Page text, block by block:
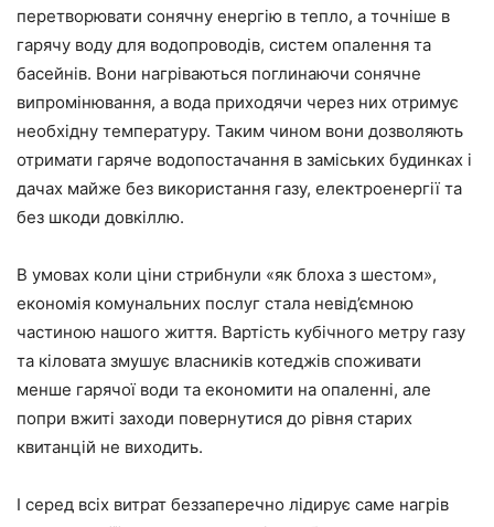
перетворювати сонячну енергію в тепло, а точніше в
гарячу воду для водопроводів, систем опалення та
басейнів. Вони нагріваються поглинаючи сонячне
випромінювання, а вода приходячи через них отримує
необхідну температуру. Таким чином вони дозволяють
отримати гаряче водопостачання в заміських будинках і
дачах майже без використання газу, електроенергії та
без шкоди довкіллю.
В умовах коли ціни стрибнули «як блоха з шестом»,
економія комунальних послуг стала невід’ємною
частиною нашого життя. Вартість кубічного метру газу
та кіловата змушує власників котеджів споживати
менше гарячої води та економити на опаленні, але
попри вжиті заходи повернутися до рівня старих
квитанцій не виходить.
І серед всіх витрат беззаперечно лідирує саме нагрів